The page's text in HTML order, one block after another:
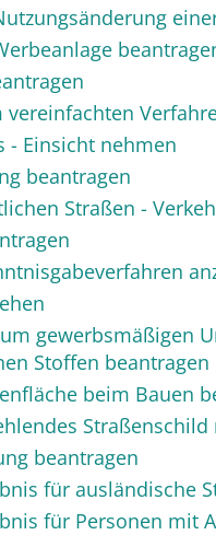
- Einsicht nehmen
beantragen
Straßen -
gewerbsmäßigen
Stoffen beantragen
beim Bauen
Straßenschild
beantragen
für ausländische
für Personen mit